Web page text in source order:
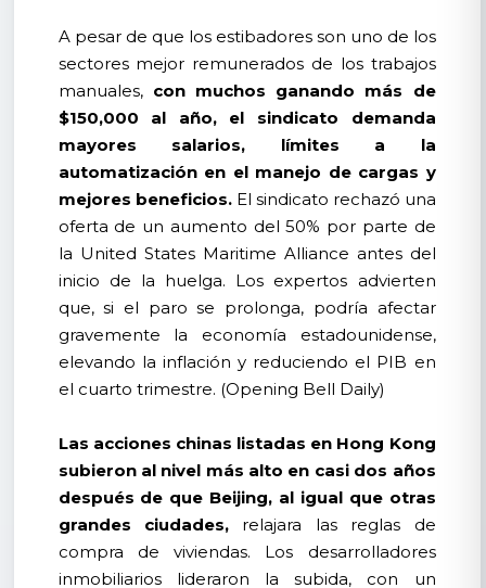
A pesar de que los estibadores son uno de los
sectores mejor remunerados de los trabajos
manuales,con muchos ganando más de
$150,000 al año, el sindicato demanda
mayores salarios, límites a la
automatización en el manejo de cargas y
mejores beneficios.El sindicato rechazó una
oferta de un aumento del 50% por parte de
la United States Maritime Alliance antes del
inicio de la huelga. Los expertos advierten
que, si el paro se prolonga, podría afectar
gravemente la economía estadounidense,
elevando la inflación y reduciendo el PIB en
el cuarto trimestre. (Opening Bell Daily)
Las acciones chinas listadas en Hong Kong
subieron al nivel más alto en casi dos años
después de que Beijing, al igual que otras
grandes ciudades,relajara las reglas de
compra de viviendas. Los desarrolladores
inmobiliarios lideraron la subida, con un